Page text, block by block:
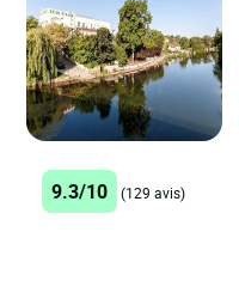
9.3/10 (129 avis)